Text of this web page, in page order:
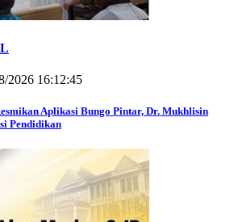
2026 16:12:45
Aplikasi Bungo Pintar, Dr. Mukhlisin
Pendidikan